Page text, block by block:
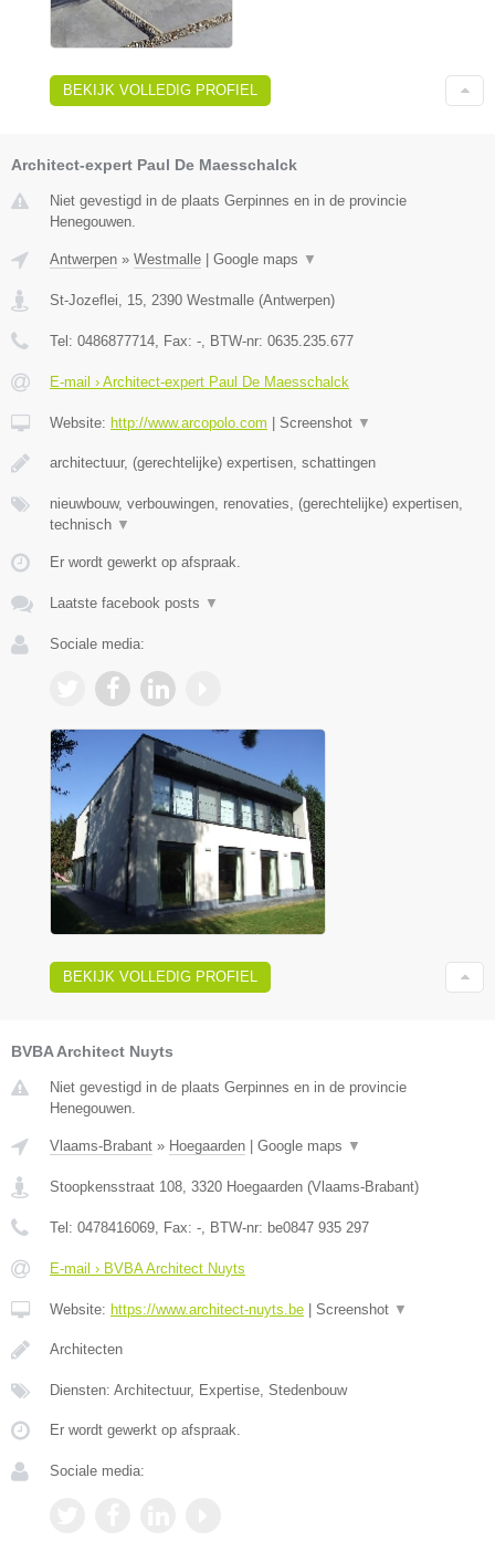
BEKIJK VOLLEDIG PROFIEL
Architect-expert Paul De Maesschalck
Niet gevestigd in de plaats Gerpinnes en in de provincie
Henegouwen.
Antwerpen » Westmalle Google maps ▼
St-Jozeflei, 15 2390 Westmalle (Antwerpen)
Tel: 0486877714 , Fax: - , BTW-nr: 0635.235.677
E-mail › Architect-expert Paul De Maesschalck
Website: http://www.arcopolo.com Screenshot ▼
architectuur, (gerechtelijke) expertisen, schattingen
nieuwbouw, verbouwingen, renovaties, (gerechtelijke) expertisen,
technisch ▼
Er wordt gewerkt op afspraak.
Laatste facebook posts ▼
Sociale media:
BEKIJK VOLLEDIG PROFIEL
BVBA Architect Nuyts
Niet gevestigd in de plaats Gerpinnes en in de provincie
Henegouwen.
Vlaams-Brabant » Hoegaarden Google maps ▼
Stoopkensstraat 108, 3320 Hoegaarden (Vlaams-Brabant)
Tel: 0478416069, Fax: -, BTW-nr: be0847 935 297
E-mail › BVBA Architect Nuyts
Website: https://www.architect-nuyts.be Screenshot ▼
Architecten
Diensten: Architectuur, Expertise, Stedenbouw
Er wordt gewerkt op afspraak.
Sociale media: